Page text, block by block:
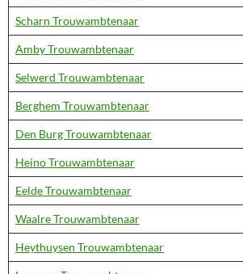
Scharn Trouwambtenaar
Amby Trouwambtenaar
Selwerd Trouwambtenaar
Berghem Trouwambtenaar
Den Burg Trouwambtenaar
Heino Trouwambtenaar
Eelde Trouwambtenaar
Waalre Trouwambtenaar
Heythuysen Trouwambtenaar